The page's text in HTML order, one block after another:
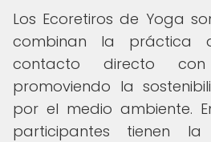
Los Ecoretiros de Yoga
combinan la práctica
contacto directo
promoviendo la
por el medio ambiente.
participantes tienen